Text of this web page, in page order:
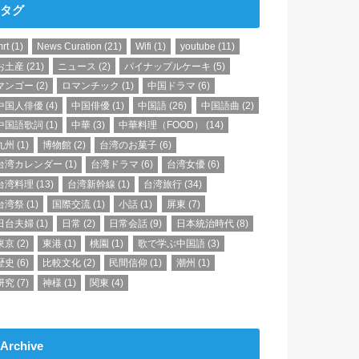
タグ
(1) News Curation (21) Wifi (1) youtube (11)
土産 (21) ニュース (2) パイナップルケーキ (5)
ンゴー (2) ロマンチック (1) 中国ドラマ (6)
国人俳優 (4) 中国俳優 (1) 中国語 (26) 中国語曲 (2)
国語歌詞 (1) 中華 (3) 中華料理（FOOD）
(14)
州 (1) 博物館 (2) 台湾のお菓子 (6)
湾カレンダー (1) 台湾ドラマ (6) 台湾女優 (6)
湾料理 (13) 台湾新幹線 (1) 台湾旅行 (34)
湾祭 (1) 国際交流 (1) 小話 (1) 屏東 (7)
台夫婦 (1) 日常 (2) 日常会話 (9) 日本統治時代(8)
京 (2) 東港 (1) 桃園 (1) 歌で学ぶ中国語 (3)
史 (6) 比較文化 (2) 民間信仰 (1) 潮州 (1)
究 (7) 神様 (1) 関東 (4)
Archive